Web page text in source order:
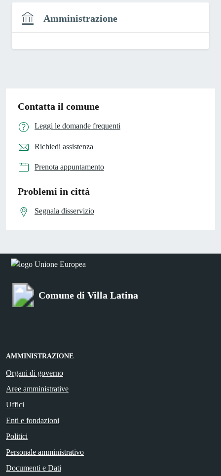
Amministrazione
Contatta il comune
Leggi le domande frequenti
Richiedi assistenza
Prenota appuntamento
Problemi in città
Segnala disservizio
Comune di Villa Latina
AMMINISTRAZIONE
Organi di governo
Aree amministrative
Uffici
Enti e fondazioni
Politici
Personale amministrativo
Documenti e Dati